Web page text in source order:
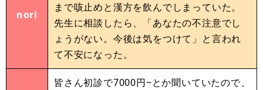
nori
まで咳止めと漢方を飲んでしまっていた。
先生に相談したら、「あなたの不注意でし
ょうがない。今後は気をつけて」と言われ
て不安になった。
皆さん初診で7000円~とか聞いていたので、